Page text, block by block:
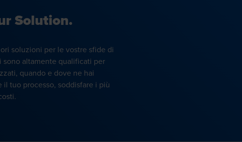
Solution.
soluzioni per le vostre sfide di
altamente qualificati per
quando e dove ne hai
tuo processo, soddisfare i più